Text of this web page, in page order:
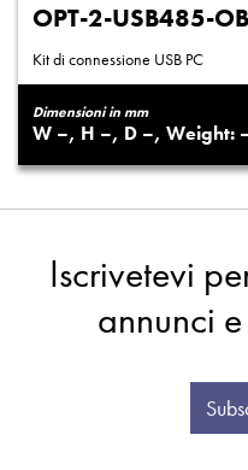
OPT-2-USB485-
Kit di connessione USB PC
Dimensioni in mm
– – –
Iscrivetevi
annunci